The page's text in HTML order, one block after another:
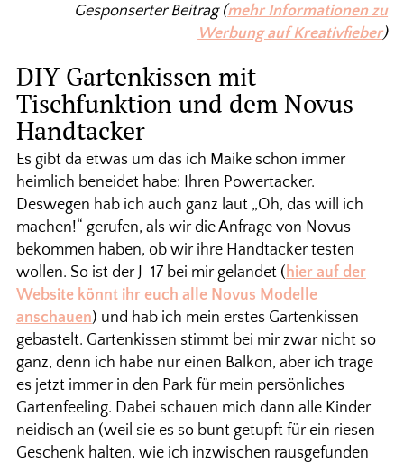
Gesponserter Beitrag (mehr Informationen zu
Werbung auf Kreativfieber)
DIY Gartenkissen mit
Tischfunktion und dem Novus
Handtacker
Es gibt da etwas um das ich Maike schon immer
heimlich beneidet habe: Ihren Powertacker.
Deswegen hab ich auch ganz laut „Oh, das will ich
machen!“ gerufen, als wir die Anfrage von Novus
bekommen haben, ob wir ihre Handtacker testen
wollen. So ist der J-17 bei mir gelandet ( hier auf der
Website könnt ihr euch alle Novus Modelle
anschauen) und hab ich mein erstes Gartenkissen
gebastelt. Gartenkissen stimmt bei mir zwar nicht so
ganz, denn ich habe nur einen Balkon, aber ich trage
es jetzt immer in den Park für mein persönliches
Gartenfeeling. Dabei schauen mich dann alle Kinder
neidisch an (weil sie es so bunt getupft für ein riesen
Geschenk halten, wie ich inzwischen rausgefunden